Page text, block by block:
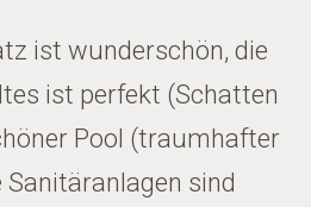
ist wunderschön, die
ist perfekt (Schatten
Pool (traumhafter
Sanitäranlagen sind